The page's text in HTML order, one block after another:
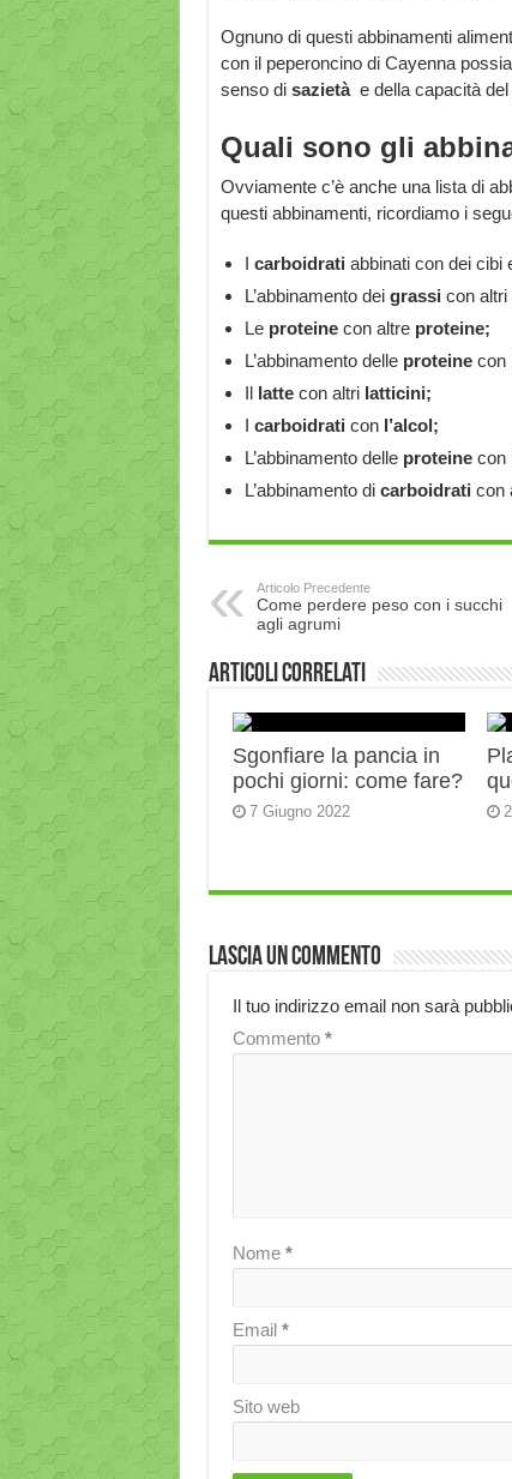
Ognuno di questi abbinamenti
con il peperoncino di Cayenna
senso di sazietàe della capacità del
Quali sono gli
Ovviamente c’è anche una lista di
questi abbinamenti, ricordiamo i
I carboidrati abbinati con dei cibi
L’abbinamento dei grassi con altri
Le proteine con altre proteine;
L’abbinamento delle proteine con
Il latte con altri latticini;
I carboidrati con l’alcol;
L’abbinamento delle proteine con
L’abbinamento di carboidrati con
Articolo Precedente
Come perdere peso con i succhi
agli agrumi
Articoli correlati
Sgonfiare la pancia in
pochi giorni: come fare?
7 Giugno 2022
Lascia un commento
Il tuo indirizzo email non sarà
Commento *
Nome *
Email *
Sito web